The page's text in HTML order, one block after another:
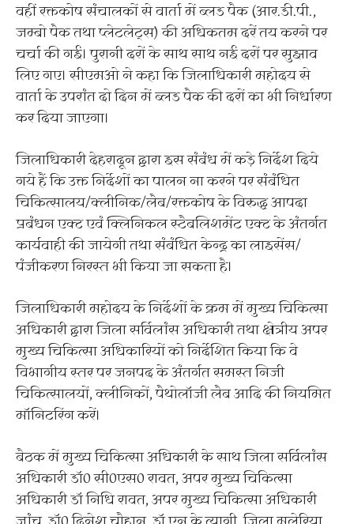
वहीं रक्तकोष संचालकों से वार्ता में ब्लड पैक (आर.डी.पी.,
जम्बो पैक तथा प्लेटलेट्स) की अधिकतम दरें तय करने पर
चर्चा की गई। पुरानी दरों के साथ साथ नई दरों पर सुझाव
लिए गए। सीएमओ ने कहा कि जिलाधिकारी महोदय से
वार्ता के उपरांत दो दिन में ब्लड पैक की दरों का भी निर्धारण
कर दिया जाएगा।
जिलाधिकारी देहरादून द्वारा इस संबंध में कड़े निर्देश दिये
गये हैं कि उक्त निर्देशों का पालन ना करने पर संबंधित
चिकित्सालय/क्लीनिक/लैब/रक्तकोष के विरुद्ध आपदा
प्रबंधन एक्ट एवं क्लिनिकल स्टैबलिशमेंट एक्ट के अंतर्गत
कार्यवाही की जायेगी तथा संबंधित केन्द्र का लाइसेंस/
पंजीकरण निरस्त भी किया जा सकता है।
जिलाधिकारी महोदय के निर्देशों के क्रम में मुख्य चिकित्सा
अधिकारी द्वारा जिला सर्विलांस अधिकारी तथा क्षेत्रीय अपर
मुख्य चिकित्सा अधिकारियों को निर्देशित किया कि वे
विभागीय स्तर पर जनपद के अंतर्गत समस्त निजी
चिकित्सालयों, क्लीनिकों, पैथोलॉजी लैब आदि की नियमित
मॉनिटरिंग करें।
बैठक में मुख्य चिकित्सा अधिकारी के साथ जिला सर्विलांस
अधिकारी डॉ0 सी0एस0 रावत, अपर मुख्य चिकित्सा
अधिकारी डॉ निधि रावत, अपर मुख्य चिकित्सा अधिकारी